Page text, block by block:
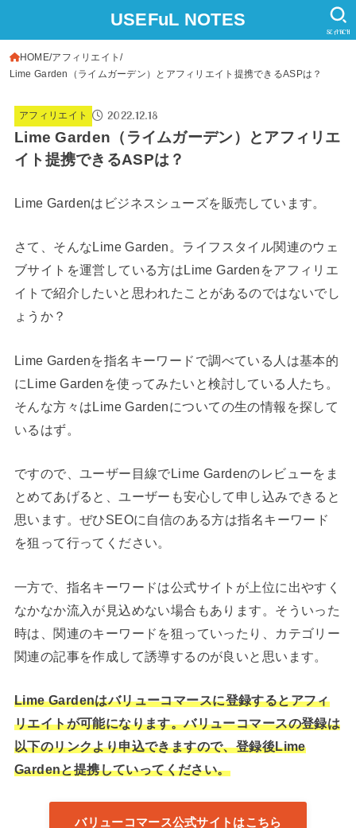
USEFuL NOTES
SEARCH
HOME アフィリエイト
Lime Garden（ライムガーデン）とアフィリエイト提携できるASPは？
アフィリエイト 2022.12.18
Lime Garden（ライムガーデン）とアフィリエ
イト提携できるASPは？
Lime Gardenはビジネスシューズを販売しています。
さて、そんなLime Garden。ライフスタイル関連のウェ
ブサイトを運営している方はLime Gardenをアフィリエ
イトで紹介したいと思われたことがあるのではないでし
ょうか？
Lime Gardenを指名キーワードで調べている人は基本的
にLime Gardenを使ってみたいと検討している人たち。
そんな方々はLime Gardenについての生の情報を探して
いるはず。
ですので、ユーザー目線でLime Gardenのレビューをま
とめてあげると、ユーザーも安心して申し込みできると
思います。ぜひSEOに自信のある方は指名キーワード
を狙って行ってください。
一方で、指名キーワードは公式サイトが上位に出やすく
なかなか流入が見込めない場合もあります。そういった
時は、関連のキーワードを狙っていったり、カテゴリー
関連の記事を作成して誘導するのが良いと思います。
Lime Gardenはバリューコマースに登録するとアフィ
リエイトが可能になります。バリューコマースの登録は
以下のリンクより申込できますので、登録後Lime
Gardenと提携していってください。
バリューコマース公式サイトはこちら